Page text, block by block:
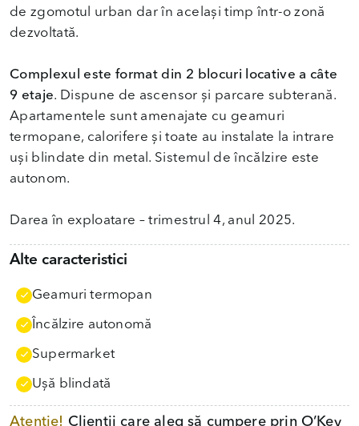
de zgomotul urban dar în același timp într-o zonă
dezvoltată.
Complexul este format din 2 blocuri locative a câte
9 etaje. Dispune de ascensor și parcare subterană.
Apartamentele sunt amenajate cu geamuri
termopane, calorifere și toate au instalate la intrare
uși blindate din metal. Sistemul de încălzire este
autonom.
Darea în exploatare – trimestrul 4, anul 2025.
Alte caracteristici
Geamuri termopan
Încălzire autonomă
Supermarket
Uşă blindată
Atenție! Clienții care aleg să cumpere prin O’Key